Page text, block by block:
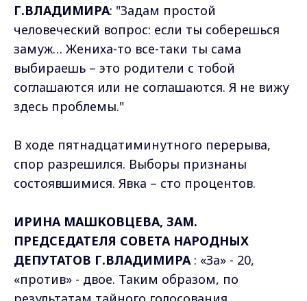
Г.ВЛАДИМИРА: "Задам простой
человеческий вопрос: если ты соберешься
замуж… Жениха-то все-таки ты сама
выбираешь – это родители с тобой
соглашаются или не соглашаются. Я не вижу
здесь проблемы."
В ходе пятнадцатиминутного перерыва,
спор разрешился. Выборы признаны
состоявшимися. Явка – сто процентов.
ИРИНА МАШКОВЦЕВА, ЗАМ.
ПРЕДСЕДАТЕЛЯ СОВЕТА НАРОДНЫХ
ДЕПУТАТОВ Г.ВЛАДИМИРА : «За» - 20,
«против» - двое. Таким образом, по